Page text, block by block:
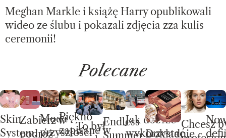
Meghan Markle i książę Harry opublikowali
wideo ze ślubu i pokazali zdjęcia zza kulis
ceremonii!
Polecane
Skin
System.
Zabierz w
podróż
Moda
przyszłości
Piękno
zapisane w
To byłEndless
Summer –
Jak dobrze
wykorzystać
Dokładnie
Chcesz